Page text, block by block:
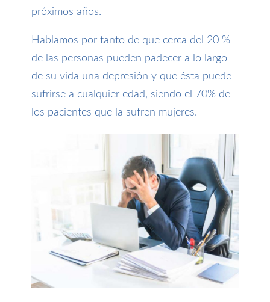
próximos años.
Hablamos por tanto de que cerca del 20 %
de las personas pueden padecer a lo largo
de su vida una depresión y que ésta puede
sufrirse a cualquier edad, siendo el 70% de
los pacientes que la sufren mujeres.